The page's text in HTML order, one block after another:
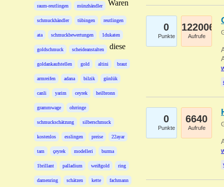
raum-reutlingen münzhändler
schmuckhändler tübingen reutlingen
ata schmuckbewertungen 1dukaten
goldschmuck scheideanstalten
goldankaufstellen gold altini braut
armreifen adana bilzik günlük
canli yarim ceyrek heilbronn
grammwage ohrringe
schmuckschätzung silberschmuck
kostenlos esslingen preise 22ayar
tam çeyrek modelleri burma
1brillant palladium weißgold ring
damenring schätzen kette fachmann
Waren
diese
0
Punkte
122006
Aufrufe
0
Punkte
6640
Aufrufe